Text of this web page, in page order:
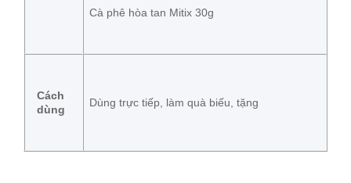
Cà phê hòa tan Mitix 30g
Cách
dùng
Dùng trực tiếp, làm quà biếu, tặng